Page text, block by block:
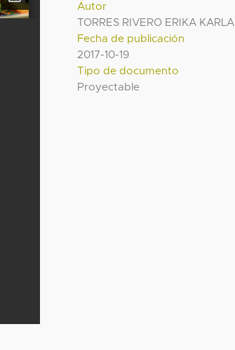
Autor
TORRES RIVERO ERIKA KARLA
Fecha de publicación
2017-10-19
Tipo de documento
Proyectable